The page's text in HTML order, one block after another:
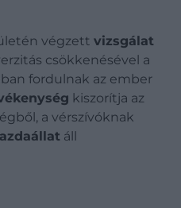
végzett vizsgálat
csökkenésével a
fordulnak az ember
kiszorítja az
a vérszívóknak
áll